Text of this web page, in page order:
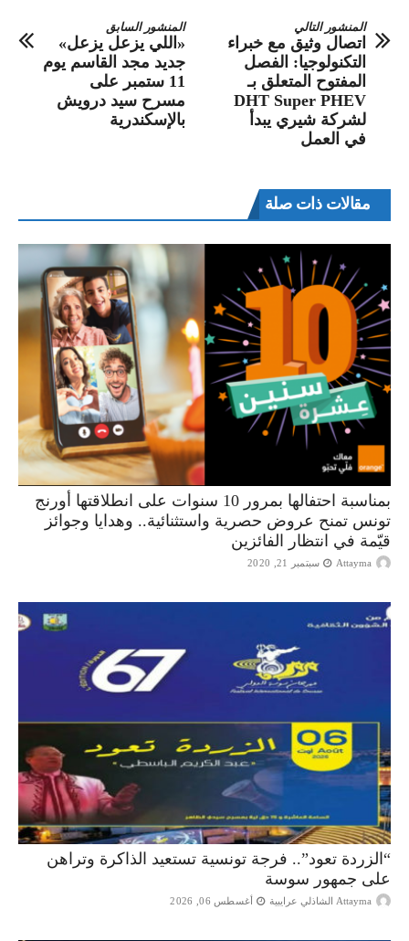
المنشور السابق
«اللي يزعل يزعل»
جديد مجد القاسم يوم
11 ستمبر على
مسرح سيد درويش
بالإسكندرية
المنشور التالي
اتصال وثيق مع خبراء
التكنولوجيا: الفصل
المفتوح المتعلق بـ
DHT Super PHEV
لشركة شيري يبدأ
في العمل
مقالات ذات صلة
بمناسبة احتفالها بمرور 10 سنوات على انطلاقتها أورنج
تونس تمنح عروض حصرية واستثنائية.. وهدايا وجوائز
قيّمة في انتظار الفائزين
Attayma سبتمبر 21, 2020
“الزردة تعود”.. فرجة تونسية تستعيد الذاكرة وتراهن
على جمهور سوسة
Attayma الشاذلي عرايبية أغسطس 06, 2026